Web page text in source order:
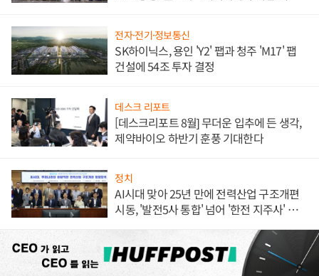
전자·전기·정보통신
SK하이닉스, 용인 'Y2' 팹과 청주 'M17' 팹
건설에 54조 투자 결정
데스크 리포트
[데스크리포트 8월] 무더운 입추에 든 생각,
제약바이오 하반기 훈풍 기대한다
정치
AI시대 맞아 25년 만에 전력산업 구조개편
시동, '발전5사 통합' 넘어 '한전 지주사' 재편